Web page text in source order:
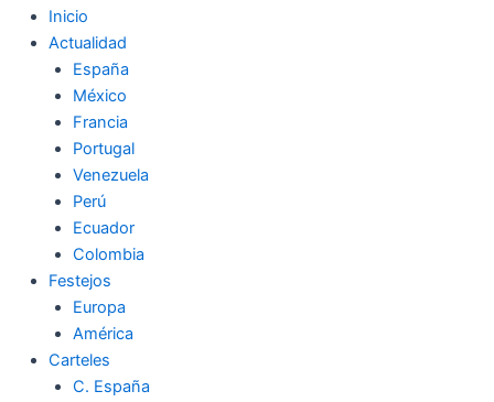
Inicio
Actualidad
España
México
Francia
Portugal
Venezuela
Perú
Ecuador
Colombia
Festejos
Europa
América
Carteles
C. España